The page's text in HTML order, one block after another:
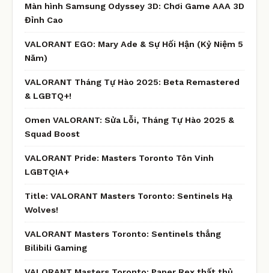
Màn hình Samsung Odyssey 3D: Chơi Game AAA 3D
Đỉnh Cao
VALORANT EGO: Mary Ade & Sự Hối Hận (Kỷ Niệm 5
Năm)
VALORANT Tháng Tự Hào 2025: Beta Remastered
& LGBTQ+!
Omen VALORANT: Sửa Lỗi, Tháng Tự Hào 2025 &
Squad Boost
VALORANT Pride: Masters Toronto Tôn Vinh
LGBTQIA+
Title: VALORANT Masters Toronto: Sentinels Hạ
Wolves!
VALORANT Masters Toronto: Sentinels thắng
Bilibili Gaming